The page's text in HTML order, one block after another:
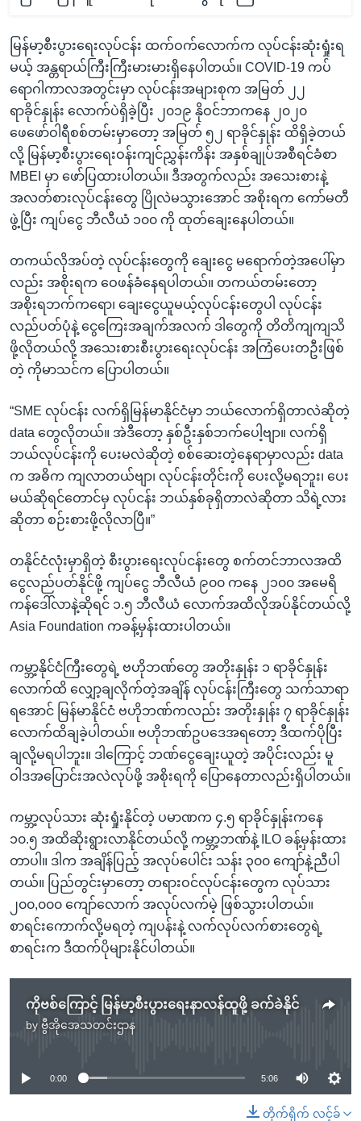
မြန်မာ့စီးပွားရေးလုပ်ငန်း ထက်ဝက်လောက်က လုပ်ငန်းဆုံးရှုံးရ
မယ့် အန္တရာယ်ကြီးကြီးမားမားရှိနေပါတယ်။ COVID-19 ကပ်
ရောဂါကာလအတွင်းမှာ လုပ်ငန်းအများစုက အမြတ် ၂၂
ရာခိုင်နှုန်း လောက်ပဲရှိခဲ့ပြီး ၂၀၁၉ နိုဝင်ဘာကနေ ၂၀၂၀
ဖေဖော်ဝါရီစစ်တမ်းမှာတော့ အမြတ် ၅၂ ရာခိုင်နှုန်း ထိရှိခဲ့တယ်
လို့ မြန်မာ့စီးပွားရေးဝန်းကျင်ညွှန်းကိန်း အနှစ်ချုပ်အစီရင်ခံစာ
MBEI မှာ ဖော်ပြထားပါတယ်။ ဒီအတွက်လည်း အသေးစားနဲ့
အလတ်စားလုပ်ငန်းတွေ ပြိုလဲမသွားအောင် အစိုးရက ကော်မတီ
ဖွဲ့ပြီး ကျပ်ငွေ ဘီလီယံ ၁၀၀ ကို ထုတ်ချေးနေပါတယ်။
တကယ်လိုအပ်တဲ့ လုပ်ငန်းတွေကို ချေးငွေ မရောက်တဲ့အပေါ်မှာ
လည်း အစိုးရက ဝေဖန်ခံနေရပါတယ်။ တကယ်တမ်းတော့
အစိုးရဘက်ကရော၊ ချေးငွေယူမယ့်လုပ်ငန်းတွေပါ လုပ်ငန်း
လည်ပတ်ပုံနဲ့ ငွေကြေးအချက်အလက် ဒါတွေကို တိတိကျကျသိ
ဖို့လိုတယ်လို့ အသေးစားစီးပွားရေးလုပ်ငန်း အကြံပေးတဦးဖြစ်
တဲ့ ကိုမာသင်က ပြောပါတယ်။
“SME လုပ်ငန်း လက်ရှိမြန်မာနိုင်ငံမှာ ဘယ်လောက်ရှိတာလဲဆိုတဲ့
data တွေလိုတယ်။ အဲဒီတော့ နှစ်ဦးနှစ်ဘက်ပေါ့ဗျာ။ လက်ရှိ
ဘယ်လုပ်ငန်းကို ပေးမလဲဆိုတဲ့ စစ်ဆေးတဲ့နေရာမှာလည်း data
က အဓိက ကျလာတယ်ဗျာ၊ လုပ်ငန်းတိုင်းကို ပေးလို့မရဘူး၊ ပေး
မယ်ဆိုရင်တောင်မှ လုပ်ငန်း ဘယ်နှစ်ခုရှိတာလဲဆိုတာ သိရဲ့လား
ဆိုတာ စဉ်းစားဖို့လိုလာပြီ။”
တနိုင်ငံလုံးမှာရှိတဲ့ စီးပွားရေးလုပ်ငန်းတွေ စက်တင်ဘာလအထိ
ငွေလည်ပတ်နိုင်ဖို့ ကျပ်ငွေ ဘီလီယံ ၉၀၀ ကနေ ၂၁၀၀ အမေရိ
ကန်ဒေါ်လာနဲ့ဆိုရင် ၁.၅ ဘီလီယံ လောက်အထိလိုအပ်နိုင်တယ်လို့
Asia Foundation ကခန့်မှန်းထားပါတယ်။
ကမ္ဘာ့နိုင်ငံကြီးတွေရဲ့ ဗဟိုဘဏ်တွေ အတိုးနှုန်း ၁ ရာခိုင်နှုန်း
လောက်ထိ လျှော့ချလိုက်တဲ့အချိန် လုပ်ငန်းကြီးတွေ သက်သာရာ
ရအောင် မြန်မာနိုင်ငံ ဗဟိုဘဏ်ကလည်း အတိုးနှုန်း ၇ ရာခိုင်နှုန်း
လောက်ထိချခဲ့ပါတယ်။ ဗဟိုဘဏ်ဥပဒေအရတော့ ဒီထက်ပိုပြီး
ချလို့မရပါဘူး။ ဒါကြောင့် ဘဏ်ငွေချေးယူတဲ့ အပိုင်းလည်း မူ
ဝါဒအပြောင်းအလဲလုပ်ဖို့ အစိုးရကို ပြောနေတာလည်းရှိပါတယ်။
ကမ္ဘာ့လုပ်သား ဆုံးရှုံးနိုင်တဲ့ ပမာဏက ၄.၅ ရာခိုင်နှုန်းကနေ
၁၀.၅ အထိဆိုးရွားလာနိုင်တယ်လို့ ကမ္ဘာ့ဘဏ်နဲ့ ILO ခန့်မှန်းထား
တာပါ။ ဒါက အချိန်ပြည့် အလုပ်ပေါင်း သန်း ၃၀၀ ကျော်နဲ့ညီပါ
တယ်။ ပြည်တွင်းမှာတော့ တရားဝင်လုပ်ငန်းတွေက လုပ်သား
၂၀၀,၀၀၀ ကျော်လောက် အလုပ်လက်မဲ့ ဖြစ်သွားပါတယ်။
စာရင်းကောက်လို့မရတဲ့ ကျပန်းနဲ့ လက်လုပ်လက်စားတွေရဲ့
စာရင်းက ဒီထက်ပိုများနိုင်ပါတယ်။
ကိုဗစ်ကြောင့် မြန်မာ့စီးပွားရေးနာလန်ထူဖို့ ခက်ခဲနိုင်
by ဗွီအိုအေသတင်းဌာန
No media source currently available
0:00 5:06
တိုက်ရိုက် လင့်ခ်